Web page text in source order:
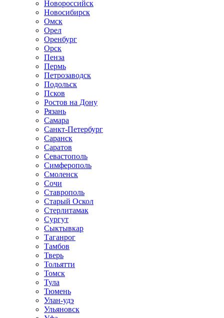
Новороссийск
Новосибирск
Омск
Орел
Оренбург
Орск
Пенза
Пермь
Петрозаводск
Подольск
Псков
Ростов на Дону
Рязань
Самара
Санкт-Петербург
Саранск
Саратов
Севастополь
Симферополь
Смоленск
Сочи
Ставрополь
Старый Оскол
Стерлитамак
Сургут
Сыктывкар
Таганрог
Тамбов
Тверь
Тольятти
Томск
Тула
Тюмень
Улан-удэ
Ульяновск